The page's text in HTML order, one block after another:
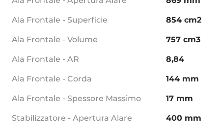
Ala Frontale - Superficie 854 cm2
Ala Frontale - Volume 757 cm3
Ala Frontale - AR 8,84
Ala Frontale - Corda 144 mm
Ala Frontale - Spessore Massimo 17 mm
Stabilizzatore - Apertura Alare 400 mm